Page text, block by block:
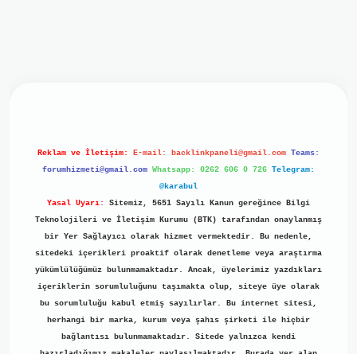
Reklam ve İletişim: E-mail: backlinkpaneli@gmail.com Teams:
forumhizmeti@gmail.com Whatsapp: 0262 606 0 726 Telegram:
@karabul
Yasal Uyarı:
Sitemiz, 5651 Sayılı Kanun gereğince Bilgi
Teknolojileri ve İletişim Kurumu (BTK) tarafından onaylanmış
bir Yer Sağlayıcı olarak hizmet vermektedir. Bu nedenle,
sitedeki içerikleri proaktif olarak denetleme veya araştırma
yükümlülüğümüz bulunmamaktadır. Ancak, üyelerimiz yazdıkları
içeriklerin sorumluluğunu taşımakta olup, siteye üye olarak
bu sorumluluğu kabul etmiş sayılırlar. Bu internet sitesi,
herhangi bir marka, kurum veya şahıs şirketi ile hiçbir
bağlantısı bulunmamaktadır. Sitede yalnızca kendi